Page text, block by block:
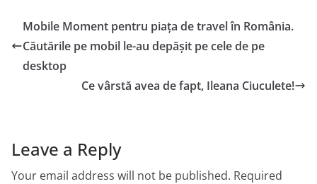
Mobile Moment pentru piața de travel în România.
Căutările pe mobil le-au depășit pe cele de pe
desktop
Ce vârstă avea de fapt, Ileana Ciuculete!
Leave a Reply
Your email address will not be published. Required